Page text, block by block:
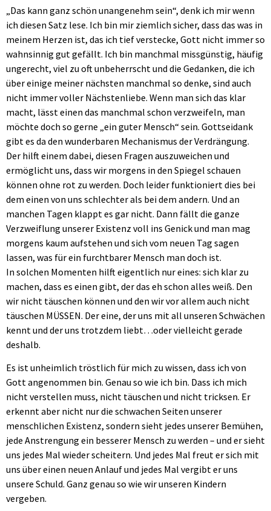
„Das kann ganz schön unangenehm sein“, denk ich mir wenn
ich diesen Satz lese. Ich bin mir ziemlich sicher, dass das was in
meinem Herzen ist, das ich tief verstecke, Gott nicht immer so
wahnsinnig gut gefällt. Ich bin manchmal missgünstig, häufig
ungerecht, viel zu oft unbeherrscht und die Gedanken, die ich
über einige meiner nächsten manchmal so denke, sind auch
nicht immer voller Nächstenliebe. Wenn man sich das klar
macht, lässt einen das manchmal schon verzweifeln, man
möchte doch so gerne „ein guter Mensch“ sein. Gottseidank
gibt es da den wunderbaren Mechanismus der Verdrängung.
Der hilft einem dabei, diesen Fragen auszuweichen und
ermöglicht uns, dass wir morgens in den Spiegel schauen
können ohne rot zu werden. Doch leider funktioniert dies bei
dem einen von uns schlechter als bei dem andern. Und an
manchen Tagen klappt es gar nicht. Dann fällt die ganze
Verzweiflung unserer Existenz voll ins Genick und man mag
morgens kaum aufstehen und sich vom neuen Tag sagen
lassen, was für ein furchtbarer Mensch man doch ist.
In solchen Momenten hilft eigentlich nur eines: sich klar zu
machen, dass es einen gibt, der das eh schon alles weiß. Den
wir nicht täuschen können und den wir vor allem auch nicht
täuschen MÜSSEN. Der eine, der uns mit all unseren Schwächen
kennt und der uns trotzdem liebt…oder vielleicht gerade
deshalb.
Es ist unheimlich tröstlich für mich zu wissen, dass ich von
Gott angenommen bin. Genau so wie ich bin. Dass ich mich
nicht verstellen muss, nicht täuschen und nicht tricksen. Er
erkennt aber nicht nur die schwachen Seiten unserer
menschlichen Existenz, sondern sieht jedes unserer Bemühen,
jede Anstrengung ein besserer Mensch zu werden – und er sieht
uns jedes Mal wieder scheitern. Und jedes Mal freut er sich mit
uns über einen neuen Anlauf und jedes Mal vergibt er uns
unsere Schuld. Ganz genau so wie wir unseren Kindern
vergeben.